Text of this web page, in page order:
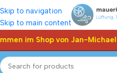
Skip to navigation
Skip to main content
im Shop von Jan-